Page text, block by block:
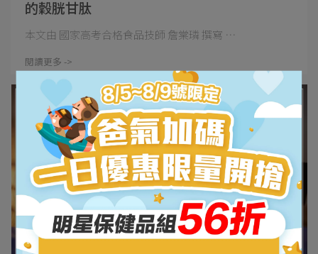
的穀胱甘肽
本文由 國家高考合格食品技師 詹棠璘 撰寫 ⋯
閱讀更多 ->